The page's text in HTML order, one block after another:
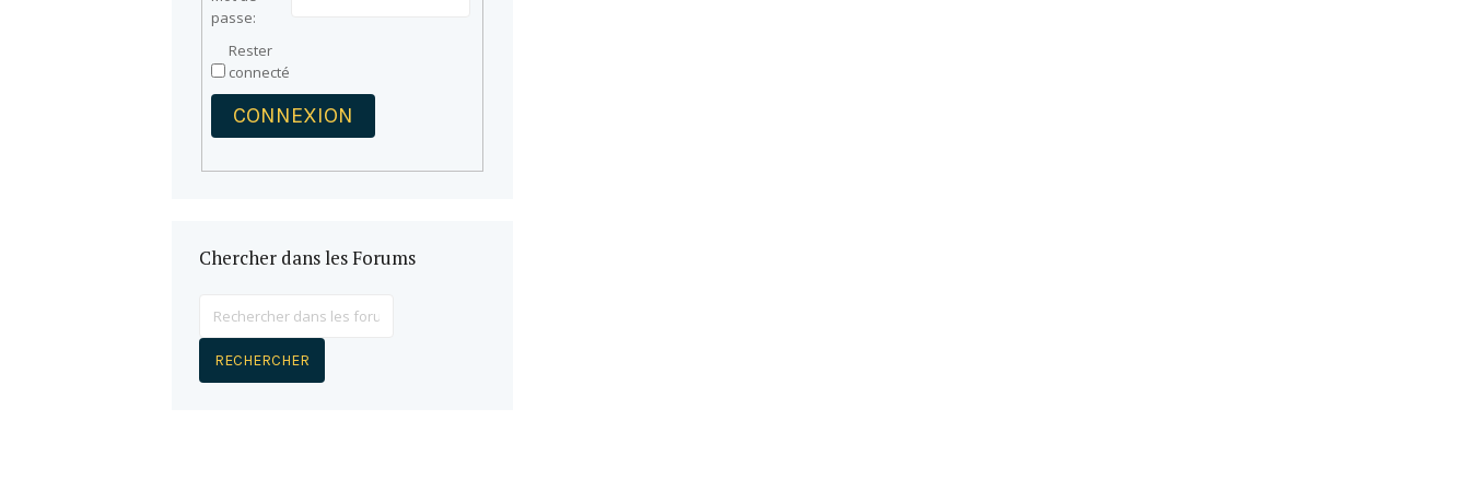
passe:
Rester
connecté
CONNEXION
Chercher dans les Forums